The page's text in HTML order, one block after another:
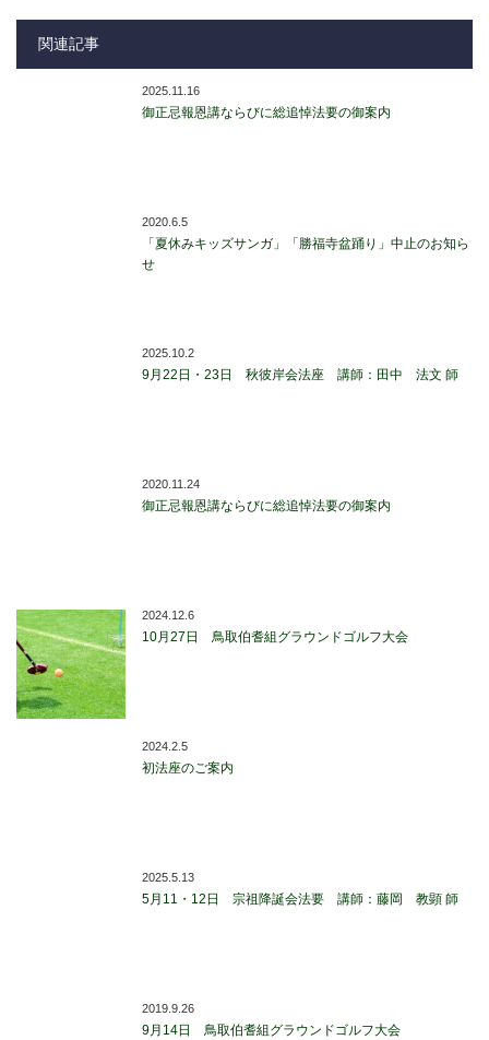
関連記事
2025.11.16
御正忌報恩講ならびに総追悼法要の御案内
2020.6.5
「夏休みキッズサンガ」「勝福寺盆踊り」中止のお知ら
せ
2025.10.2
9月22日・23日 秋彼岸会法座 講師：田中 法文 師
2020.11.24
御正忌報恩講ならびに総追悼法要の御案内
2024.12.6
10月27日 鳥取伯耆組グラウンドゴルフ大会
2024.2.5
初法座のご案内
2025.5.13
5月11・12日 宗祖降誕会法要 講師：藤岡 教顕 師
2019.9.26
9月14日 鳥取伯耆組グラウンドゴルフ大会